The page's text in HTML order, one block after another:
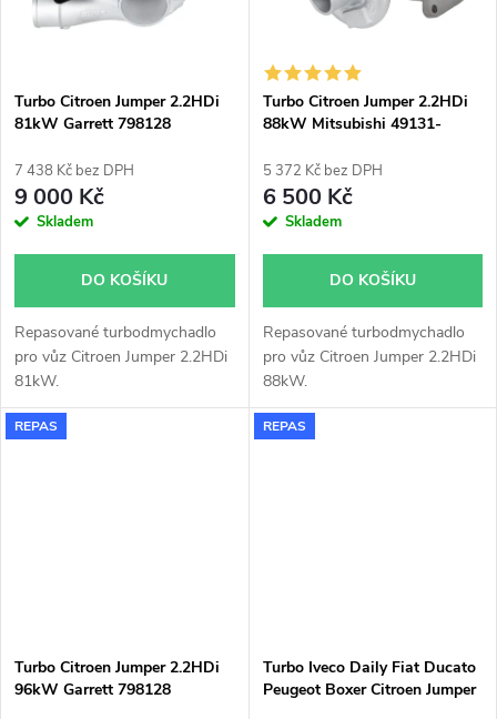
Turbo Citroen Jumper 2.2HDi
81kW Garrett 798128
7 438 Kč bez DPH
9 000 Kč
Skladem
DO KOŠÍKU
Repasované turbodmychadlo
pro vůz Citroen Jumper 2.2HDi
81kW.
Turbo Citroen Jumper 2.2HDi
88kW Mitsubishi 49131-
5 372 Kč bez DPH
6 500 Kč
Skladem
DO KOŠÍKU
Repasované turbodmychadlo
pro vůz Citroen Jumper 2.2HDi
88kW.
REPAS
Turbo Citroen Jumper 2.2HDi
96kW Garrett 798128
REPAS
Turbo Iveco Daily Fiat Ducato
Peugeot Boxer Citroen Jumper